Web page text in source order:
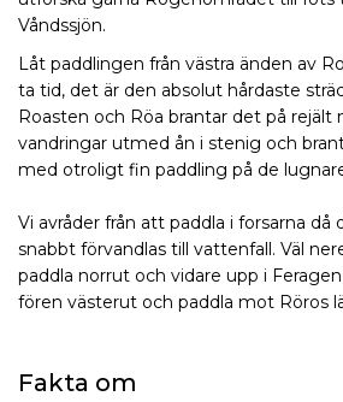
Våndssjön.
Låt paddlingen från västra änden av
ta tid, det är den absolut hårdaste
Roasten och Röa brantar det på rejält
vandringar utmed ån i stenig och
med otroligt fin paddling på de
Vi avråder från att paddla i forsarna då
snabbt förvandlas till vattenfall. Väl
paddla norrut och vidare upp i
fören västerut och paddla mot Röros
Fakta om